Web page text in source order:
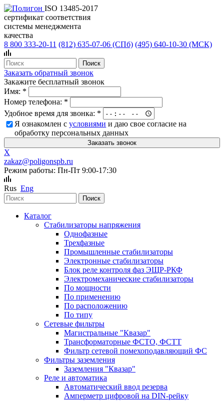
ISO 13485-2017
сертификат соответствия
системы менеджмента
качества
8 800 333-20-11 (812) 635-07-06 (СПб) (495) 640-10-30 (МСК)
Заказать обратный звонок
Закажите бесплатный звонок
Имя: *
Номер телефона: *
Удобное время для звонка: *
Я ознакомлен сусловиями и даю свое согласие на
обработку персональных данных
X
zakaz@poligonspb.ru
Режим работы: Пн-Пт 9:00-17:30
Rus Eng
Каталог
Стабилизаторы напряжения
Однофазные
Трехфазные
Промышленные стабилизаторы
Электронные стабилизаторы
Блок реле контроля фаз ЭЩР-РКФ
Электромеханические стабилизаторы
По мощности
По применению
По расположению
По типу
Сетевые фильтры
Магистральные "Квазар"
Трансформаторные ФСТО, ФСТТ
Фильтр сетевой помехоподавляющий ФС
Фильтры заземления
Заземления "Квазар"
Реле и автоматика
Автоматический ввод резерва
Амперметр цифровой на DIN-рейку